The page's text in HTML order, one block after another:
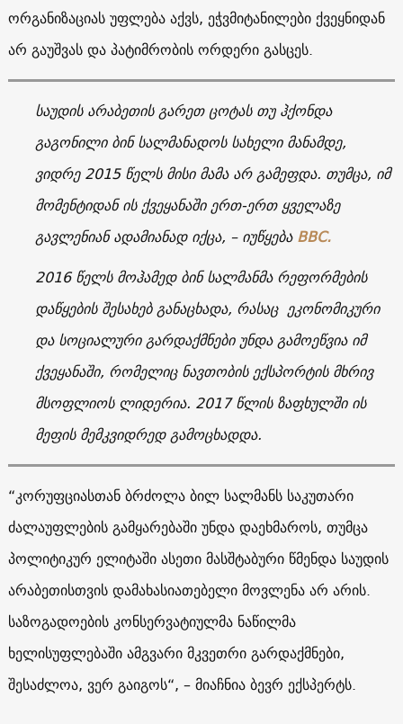
ორგანიზაციას უფლება აქვს, ეჭვმიტანილები ქვეყნიდან
არ გაუშვას და პატიმრობის ორდერი გასცეს.
საუდის არაბეთის გარეთ ცოტას თუ ჰქონდა
გაგონილი ბინ სალმანადოს სახელი მანამდე,
ვიდრე 2015 წელს მისი მამა არ გამეფდა. თუმცა, იმ
მომენტიდან ის ქვეყანაში ერთ-ერთ ყველაზე
გავლენიან ადამიანად იქცა, – იუწყებაВВС.
2016 წელს მოჰამედ ბინ სალმანმა რეფორმების
დაწყების შესახებ განაცხადა, რასაც ეკონომიკური
და სოციალური გარდაქმნები უნდა გამოეწვია იმ
ქვეყანაში, რომელიც ნავთობის ექსპორტის მხრივ
მსოფლიოს ლიდერია. 2017 წლის ზაფხულში ის
მეფის მემკვიდრედ გამოცხადდა.
“კორუფციასთან ბრძოლა ბილ სალმანს საკუთარი
ძალაუფლების გამყარებაში უნდა დაეხმაროს, თუმცა
პოლიტიკურ ელიტაში ასეთი მასშტაბური წმენდა საუდის
არაბეთისთვის დამახასიათებელი მოვლენა არ არის.
საზოგადოების კონსერვატიულმა ნაწილმა
ხელისუფლებაში ამგვარი მკვეთრი გარდაქმნები,
შესაძლოა, ვერ გაიგოს“, – მიაჩნია ბევრ ექსპერტს.